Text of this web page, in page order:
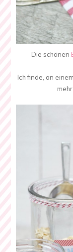
Die schönen
Ich finde, an